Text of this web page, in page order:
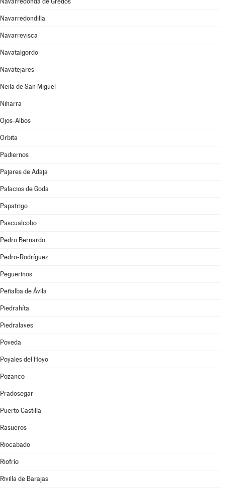
Navarredondilla
Navarrevisca
Navatalgordo
Navatejares
Neila de San Miguel
Niharra
Ojos-Albos
Orbita
Padiernos
Pajares de Adaja
Palacios de Goda
Papatrigo
Pascualcobo
Pedro Bernardo
Pedro-Rodríguez
Peguerinos
Peñalba de Ávila
Piedrahíta
Piedralaves
Poveda
Poyales del Hoyo
Pozanco
Pradosegar
Puerto Castilla
Rasueros
Riocabado
Riofrío
Rivilla de Barajas